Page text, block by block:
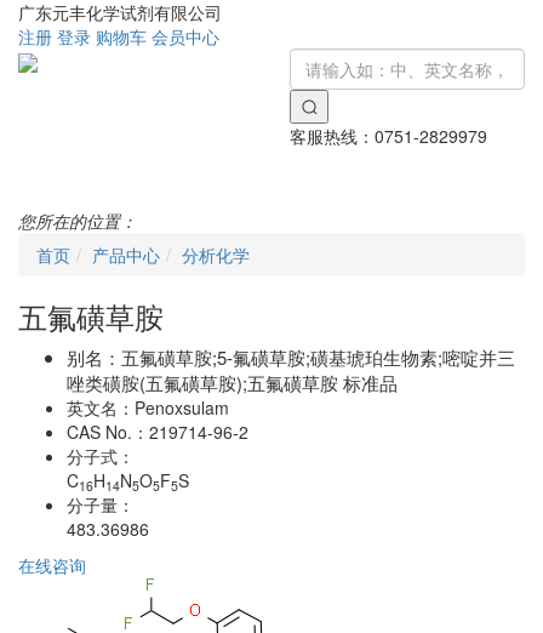
广东元丰化学试剂有限公司
注册 登录 购物车 会员中心
客服热线： 0751-2829979
您所在的位置：
首页
产品中心 分析化学
五氟磺草胺
别名： 五氟磺草胺;5-氟磺草胺;磺基琥珀生物素;嘧啶并三
唑类磺胺(五氟磺草胺);五氟磺草胺 标准品
英文名： Penoxsulam
CAS No.： 219714-96-2
分子式：
C16H14N5O5F5S
分子量：
483.36986
在线咨询